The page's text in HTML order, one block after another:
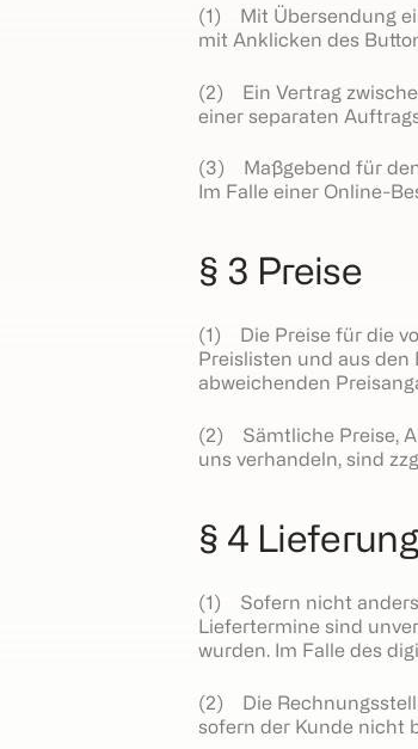
(1) Mit Übersendung
mit Anklicken des
(2) Ein Vertrag
einer separaten
(3) Maßgebend für den
Im Falle einer Online-
§ 3 Preise
(1) Die Preise für die
Preislisten und aus den
abweichenden
(2) Sämtliche Preise,
uns verhandeln, sind
§ 4
(1) Sofern nicht anders
Liefertermine sind
wurden. Im Falle des
(2) Die
sofern der Kunde nicht